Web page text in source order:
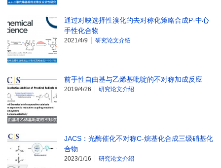
通过对映选择性溴化的去对称化策略合成P-中心
手性化合物
2021/4/9 研究论文介绍
前手性自由基与乙烯基吡啶的不对称加成反应
2019/4/26 研究论文介绍
JACS：光酶催化不对称C-烷基化合成三级硝基化
合物
2023/1/16 研究论文介绍